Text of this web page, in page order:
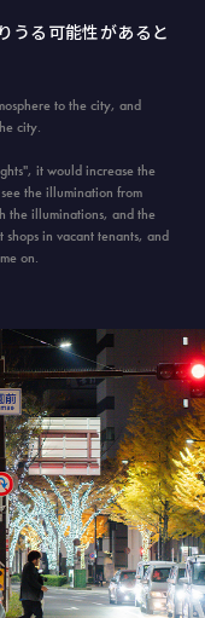
うる可能性があると
to the city, and
city.
it would increase the
the illumination from
the illuminations, and the
in vacant tenants, and
on.